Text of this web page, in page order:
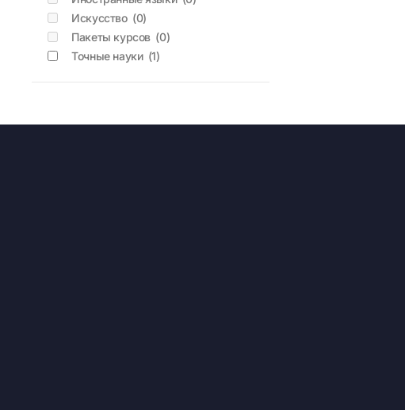
Искусство (0)
Пакеты курсов (0)
Точные науки (1)